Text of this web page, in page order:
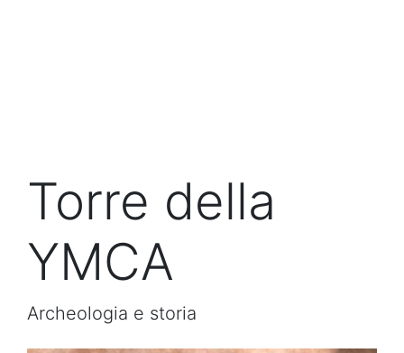
Torre della
YMCA
Archeologia e storia